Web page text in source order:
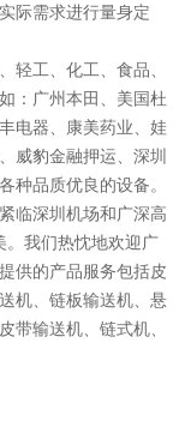
际需求进行量身定
轻工、化工、食品、
：广州本田、美国杜
电器、康美药业、娃
威豹金融押运、深圳
种品质优良的设备。
临深圳机场和广深高
。我们热忱地欢迎广
供的产品服务包括皮
机、链板输送机、悬
带输送机、链式机、